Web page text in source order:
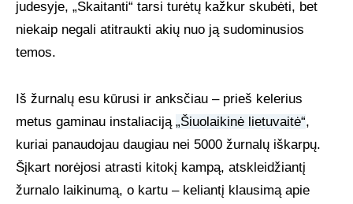
TAPYBOS PAMOKOS
judesyje, „Skaitanti“ tarsi turėtų kažkur skubėti, bet
niekaip negali atitraukti akių nuo ją sudominusios
temos.
Iš žurnalų esu kūrusi ir anksčiau – prieš kelerius
metus gaminau instaliaciją „Šiuolaikinė lietuvaitė“,
kuriai panaudojau daugiau nei 5000 žurnalų iškarpų.
Šįkart norėjosi atrasti kitokį kampą, atskleidžiantį
žurnalo laikinumą, o kartu – keliantį klausimą apie